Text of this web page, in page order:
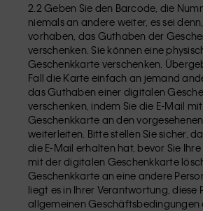
2.2 Geben Sie den Barcode, die
niemals an andere weiter, es sei
vorhaben, das Guthaben der
verschenken. Sie können eine
Geschenkkarte verschenken.
Fall die Karte einfach an jemand
das Guthaben einer digitalen
verschenken, indem Sie die E-Mail
Geschenkkarte an den
weiterleiten. Bitte stellen Sie sicher,
die E-Mail erhalten hat, bevor Sie
mit der digitalen Geschenkkarte
Geschenkkarte an eine andere
liegt es in Ihrer Verantwortung, diese
allgemeinen Geschäftsbedingungen